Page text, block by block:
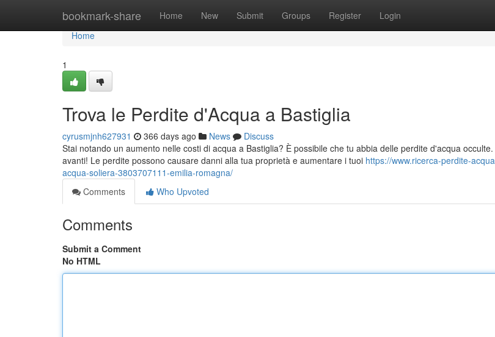
bookmark-share Home New Submit Groups Register Login
Home
Home
1
Trova le Perdite d'Acqua a Bastiglia
cyrusmjnh627931 366 days ago News
Discuss
Stai notando un aumento nelle costi di acqua a Bastiglia? È possibile che tu abbia delle perdite d'acqua
avanti! Le perdite possono causare danni alla tua proprietà e aumentare i tuoi https://www.ricerca-perdite-
acqua-soliera-3803707111-emilia-romagna/
Comments
Who Upvoted
Comments
Submit a Comment
No HTML